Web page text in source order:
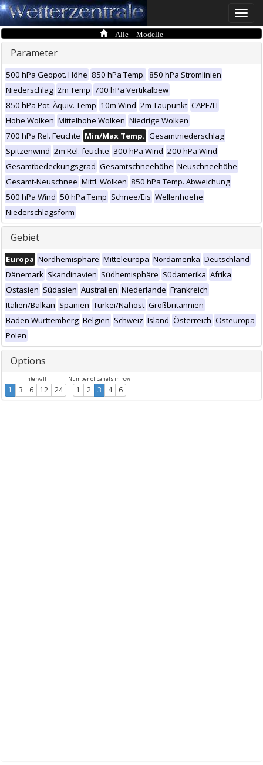
Toggle
Alle Modelle
Parameter
500 hPa Geopot. Höhe 850 hPa Temp. 850 hPa Stromlinien
Niederschlag 2m Temp 700 hPa Vertikalbew
850 hPa Pot. Äquiv. Temp 10m Wind 2m Taupunkt CAPE/LI
Hohe Wolken Mittelhohe Wolken Niedrige Wolken
700 hPa Rel. Feuchte Min/Max Temp. Gesamtniederschlag
Spitzenwind 2m Rel. feuchte 300 hPa Wind 200 hPa Wind
Gesamtbedeckungsgrad Gesamtschneehöhe Neuschneehöhe
Gesamt-Neuschnee Mittl. Wolken 850 hPa Temp. Abweichung
500 hPa Wind 50 hPa Temp Schnee/Eis Wellenhoehe
Niederschlagsform
Gebiet
Europa Nordhemisphäre Mitteleuropa Nordamerika Deutschland
Dänemark Skandinavien Südhemisphäre Südamerika Afrika
Ostasien Südasien Australien Niederlande Frankreich
Italien/Balkan Spanien Türkei/Nahost Großbritannien
Baden Württemberg Belgien Schweiz Island Österreich Osteuropa
Polen
Options
Intervall
1 3 6 12 24
Number of panels in row
1 2 3 4 6